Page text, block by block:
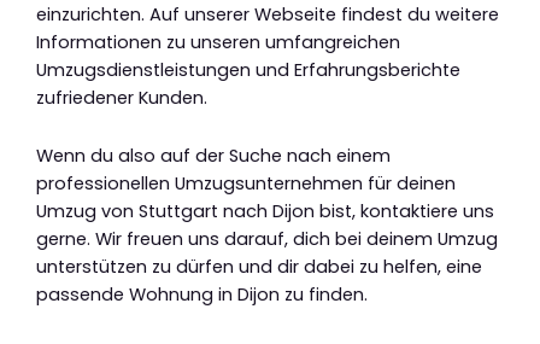
einzurichten. Auf unserer Webseite findest du weitere
Informationen zu unseren umfangreichen
Umzugsdienstleistungen und Erfahrungsberichte
zufriedener Kunden.
Wenn du also auf der Suche nach einem
professionellen Umzugsunternehmen für deinen
Umzug von Stuttgart nach Dijon bist, kontaktiere uns
gerne. Wir freuen uns darauf, dich bei deinem Umzug
unterstützen zu dürfen und dir dabei zu helfen, eine
passende Wohnung in Dijon zu finden.